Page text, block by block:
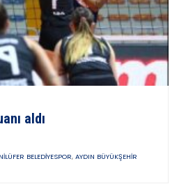
aldı
NILÜFER BELEDIYESPOR, AYDIN BÜYÜKŞEHIR